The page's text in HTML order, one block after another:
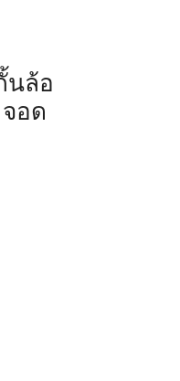
นล้อ
อด